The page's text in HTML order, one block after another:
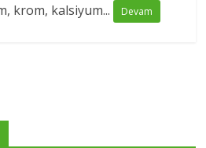
krom, kalsiyum...
Devam